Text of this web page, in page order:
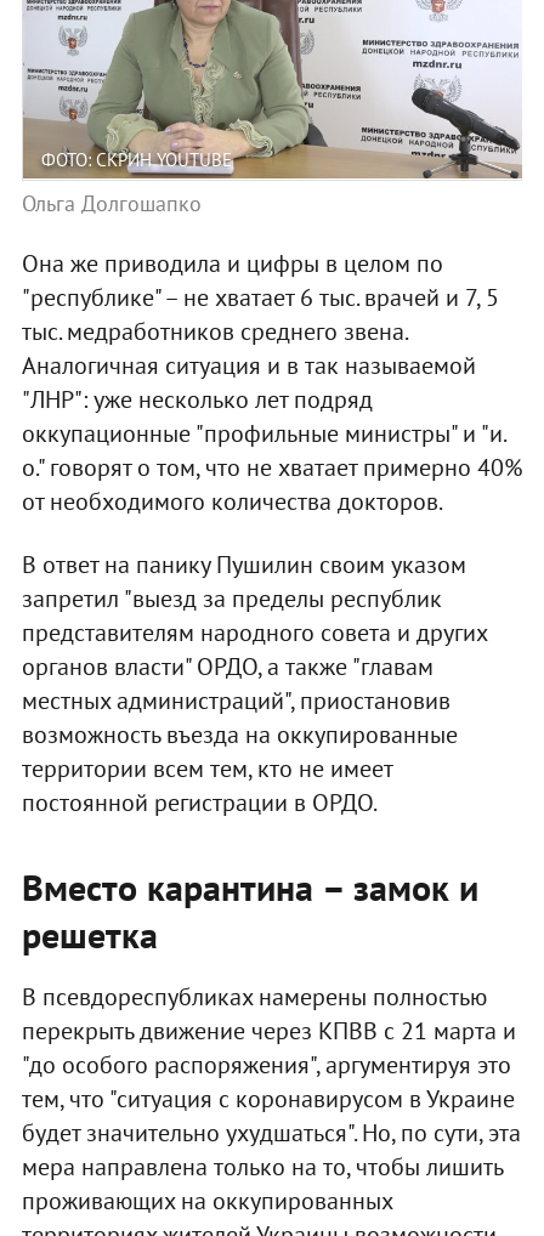
ФОТО: СКРИН YOUTUBE
Ольга Долгошапко
Она же приводила и цифры в целом по
"республике" – не хватает 6 тыс. врачей и 7, 5
тыс. медработников среднего звена.
Аналогичная ситуация и в так называемой
"ЛНР": уже несколько лет подряд
оккупационные "профильные министры" и "и.
о." говорят о том, что не хватает примерно 40%
от необходимого количества докторов.
В ответ на панику Пушилин своим указом
запретил "выезд за пределы республик
представителям народного совета и других
органов власти" ОРДО, а также "главам
местных администраций", приостановив
возможность въезда на оккупированные
территории всем тем, кто не имеет
постоянной регистрации в ОРДО.
Вместо карантина – замок и
решетка
В псевдореспубликах намерены полностью
перекрыть движение через КПВВ с 21 марта и
"до особого распоряжения", аргументируя это
тем, что "ситуация с коронавирусом в Украине
будет значительно ухудшаться". Но, по сути, эта
мера направлена только на то, чтобы лишить
проживающих на оккупированных